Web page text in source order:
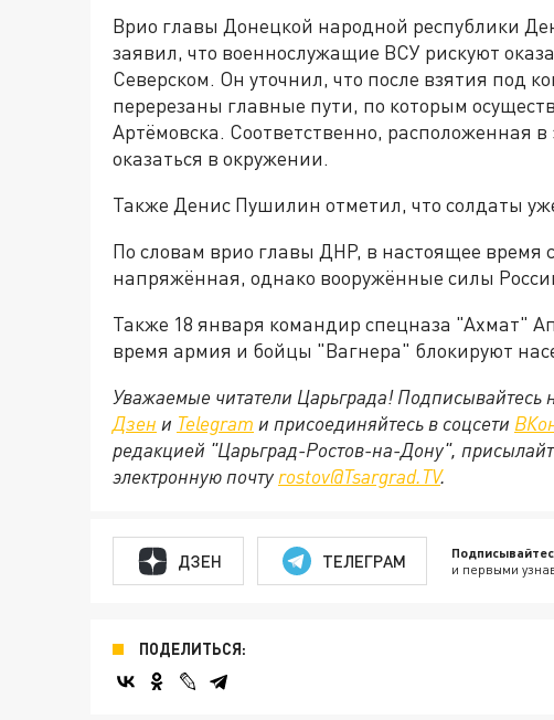
Врио главы Донецкой народной республики
заявил, что военнослужащие ВСУ рискуют
Северском. Он уточнил, что после взятия под
перерезаны главные пути, по которым
Артёмовска. Соответственно, расположенная
оказаться в окружении.
Также Денис Пушилин отметил, что солдаты
По словам врио главы ДНР, в настоящее время
напряжённая, однако вооружённые силы
Также 18 января командир спецназа "Ахмат"
время армия и бойцы "Вагнера" блокируют
Уважаемые читатели Царьграда! Подписывайтесь
Дзен и Telegram и присоединяйтесь в соцсети
редакцией "Царьград-Ростов-на-Дону",
электронную почту rostov@Tsargrad.ТV.
ДЗЕН ТЕЛЕГРАМ и первыми
ПОДЕЛИТЬСЯ: